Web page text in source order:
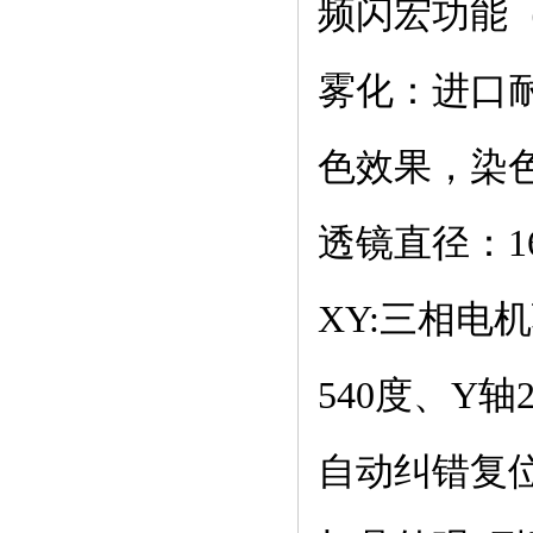
频闪宏功能
雾化：进口
色效果，染
透镜直径：
XY:三相电
540度、Y轴
自动纠错复